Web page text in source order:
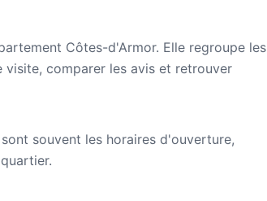
Côtes-d'Armor. Elle regroupe les
comparer les avis et retrouver
souvent les horaires d'ouverture,